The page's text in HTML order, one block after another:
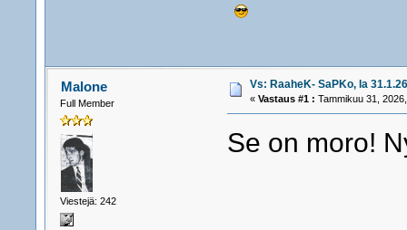
Malone
Full Member
Viestejä: 242
Vs: RaaheK- SaPKo, la
«Vastaus #1 : Tammikuu 31,
Se on moro!